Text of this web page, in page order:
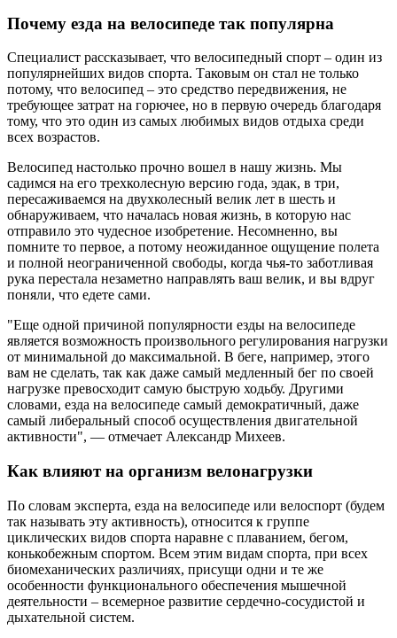
Почему езда на велосипеде так популярна
Специалист рассказывает, что велосипедный спорт – один из
популярнейших видов спорта. Таковым он стал не только
потому, что велосипед – это средство передвижения, не
требующее затрат на горючее, но в первую очередь благодаря
тому, что это один из самых любимых видов отдыха среди
всех возрастов.
Велосипед настолько прочно вошел в нашу жизнь. Мы
садимся на его трехколесную версию года, эдак, в три,
пересаживаемся на двухколесный велик лет в шесть и
обнаруживаем, что началась новая жизнь, в которую нас
отправило это чудесное изобретение. Несомненно, вы
помните то первое, а потому неожиданное ощущение полета
и полной неограниченной свободы, когда чья-то заботливая
рука перестала незаметно направлять ваш велик, и вы вдруг
поняли, что едете сами.
"Еще одной причиной популярности езды на велосипеде
является возможность произвольного регулирования нагрузки
от минимальной до максимальной. В беге, например, этого
вам не сделать, так как даже самый медленный бег по своей
нагрузке превосходит самую быструю ходьбу. Другими
словами, езда на велосипеде самый демократичный, даже
самый либеральный способ осуществления двигательной
активности", — отмечает Александр Михеев.
Как влияют на организм велонагрузки
По словам эксперта, езда на велосипеде или велоспорт (будем
так называть эту активность), относится к группе
циклических видов спорта наравне с плаванием, бегом,
конькобежным спортом. Всем этим видам спорта, при всех
биомеханических различиях, присущи одни и те же
особенности функционального обеспечения мышечной
деятельности – всемерное развитие сердечно-сосудистой и
дыхательной систем.